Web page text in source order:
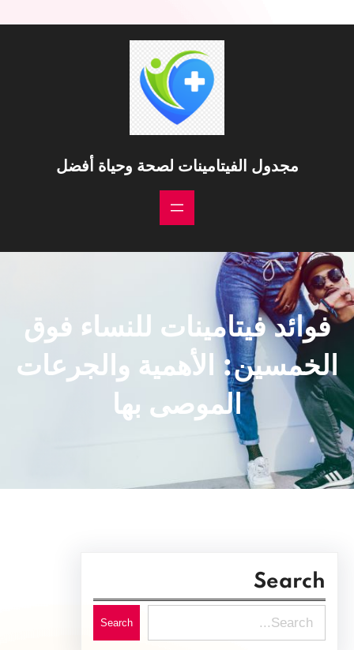
مجدول الفيتامينات لصحة وحياة أفضل
فوائد فيتامينات للنساء فوق
الخمسين: الأهمية والجرعات
الموصى بها
Search
e
Search